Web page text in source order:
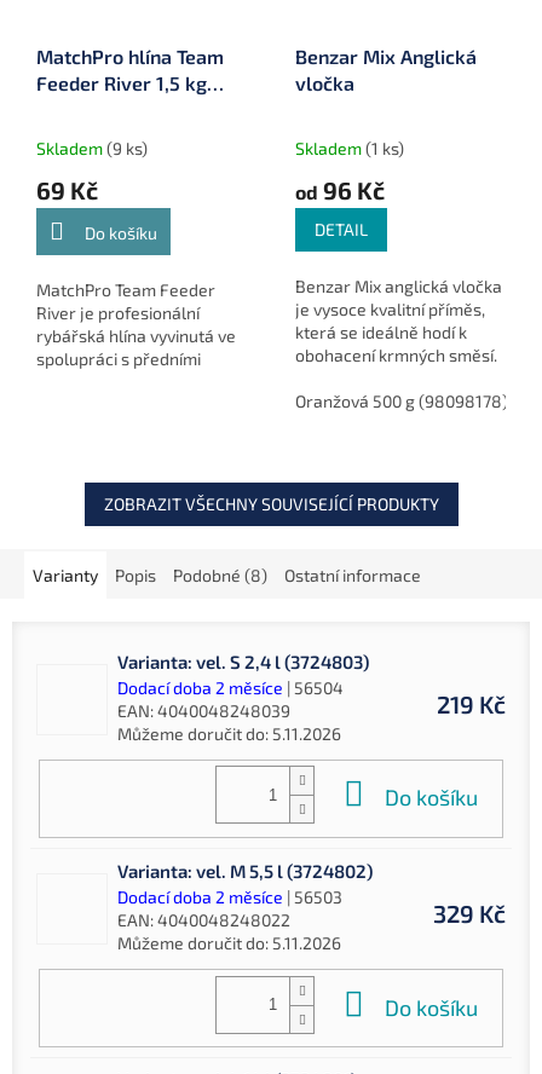
MatchPro hlína Team
Feeder River 1,5 kg
Skladem(9 ks)
69 Kč
Do košíku
MatchPro Team Feeder
River je profesionální
rybářská hlína vyvinutá ve
spolupráci s předními
Benzar Mix Anglická
vločka
Skladem(1 ks)
od 96 Kč
DETAIL
Benzar Mix anglická vločka
je vysoce kvalitní příměs,
která se ideálně hodí k
obohacení krmných směsí.
různorodosti velikosti
Oranžová 500 g (98098178)
ZOBRAZIT VŠECHNY SOUVISEJÍCÍ PRODUKTY
Varianty Popis Podobné (8) Ostatní informace
Varianta: vel. S 2,4 l (3724803)
Dodací doba 2 měsíce | 56504
EAN:4040048248039
Můžeme doručit do: 5.11.2026
219 Kč
Do košíku
Varianta: vel. M 5,5 l (3724802)
Dodací doba 2 měsíce | 56503
EAN:4040048248022
Můžeme doručit do: 5.11.2026
329 Kč
Do košíku